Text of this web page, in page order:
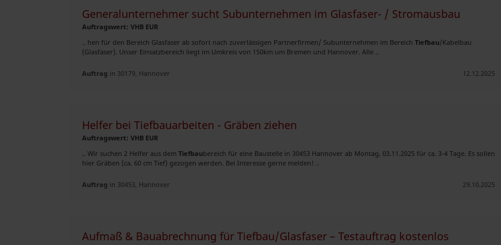
Generalunternehmer sucht Subunternehmen im Glasfaser- / Stromausbau
Auftragswert: VHB EUR
.. hen für den Bereich Glasfaser ab sofort nach zuverlässigen Partnerfirmen/ Subunternehmen im Bereich Tiefbau/Kabelbau
(Glasfaser). Unser Einsatzbereich liegt im Umkreis von 150km um Bremen und Hannover. Alle ..
Auftrag in 30179, Hannover 12.12.2025
Helfer bei Tiefbauarbeiten - Gräben ziehen
Auftragswert: VHB EUR
.. Wir suchen 2 Helfer aus dem Tiefbaubereich für eine Baustelle in 30453 Hannover ab Montag, 03.11.2025 für ca. 3-4 Tage. Es sollen
hier Gräben (ca. 60 cm Tief) gezogen werden. Bei Interesse gerne melden! ..
Auftrag in 30453, Hannover 29.10.2025
Aufmaß & Bauabrechnung für Tiefbau/Glasfaser – Testauftrag kostenlos